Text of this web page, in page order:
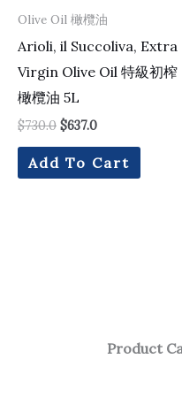
Product
Olive Oil 橄欖油
Arioli, il Succoliva, Extra
Virgin Olive Oil 特級初榨
橄欖油 5L
$730.0 $637.0
Add To Cart